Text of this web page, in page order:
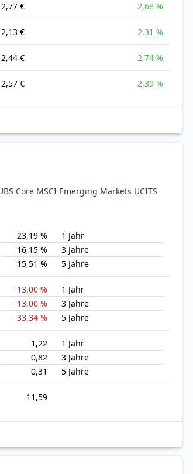
2,77 € 2,68 %
2,13 € 2,31 %
2,44 € 2,74 %
2,57 € 2,39 %
Core MSCI Emerging Markets UCITS
23,19 %
1 Jahr
16,15 %
3 Jahre
15,51 %
5 Jahre
-13,00 %
1 Jahr
-13,00 %
3 Jahre
-33,34 %
5 Jahre
1,22
1 Jahr
0,82
3 Jahre
0,31
5 Jahre
11,59